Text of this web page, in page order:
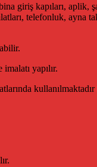
giriş kapıları, aplik,
telefonluk,
yapılır.